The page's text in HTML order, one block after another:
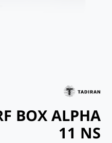
BOX ALPHA
11 NS